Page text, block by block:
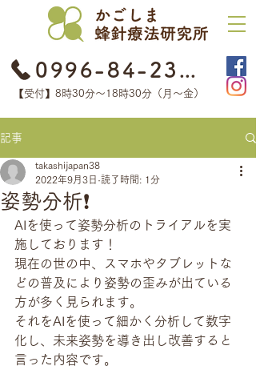
0996-84-2368
【受付】8時30分​〜18時30分（月〜金）
記事
姿勢分析❗️
takashijapan38
2022年9月3日 読了時間: 1分
AIを使って姿勢分析のトライアルを実
施しております！
現在の世の中、スマホやタブレットな
どの普及により姿勢の歪みが出ている
方が多く見られます。
それをAIを使って細かく分析して数字
化し、未来姿勢を導き出し改善すると
言った内容です。